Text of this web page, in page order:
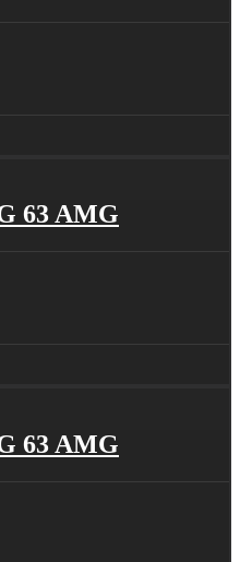
63 AMG
63 AMG